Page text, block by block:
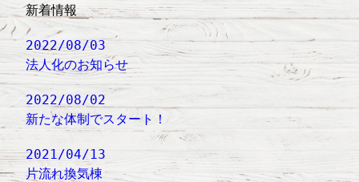
新着情報
2022/08/03
法人化のお知らせ
2022/08/02
新たな体制でスタート！
2021/04/13
片流れ換気棟